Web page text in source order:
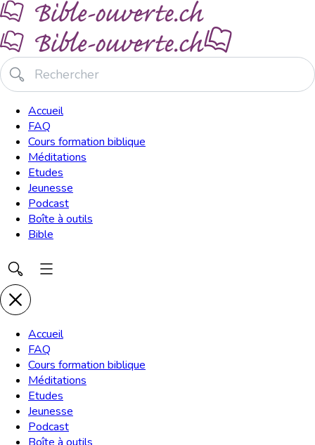
Accueil
FAQ
Cours formation biblique
Méditations
Etudes
Jeunesse
Podcast
Boîte à outils
Bible
Accueil
FAQ
Cours formation biblique
Méditations
Etudes
Jeunesse
Podcast